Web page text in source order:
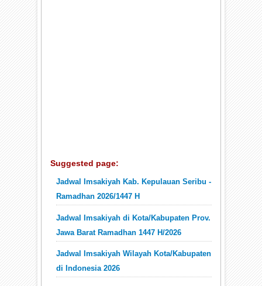
Suggested page:
Jadwal Imsakiyah Kab. Kepulauan Seribu -
Ramadhan 2026/1447 H
Jadwal Imsakiyah di Kota/Kabupaten Prov.
Jawa Barat Ramadhan 1447 H/2026
Jadwal Imsakiyah Wilayah Kota/Kabupaten
di Indonesia 2026